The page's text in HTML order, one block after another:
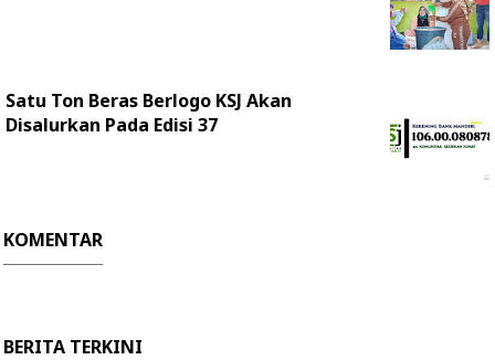
Satu Ton Beras Berlogo KSJ Akan
Disalurkan Pada Edisi 37
KOMENTAR
BERITA TERKINI